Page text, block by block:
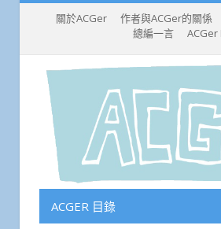
關於ACGer 作者與ACGer的關係
總編一言
ACGer
ACGER 目錄